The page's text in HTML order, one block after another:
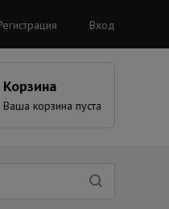
Вход
Корзина
Ваша корзина пуста